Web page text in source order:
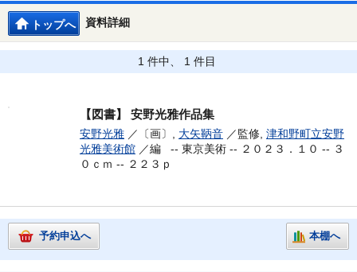
資料詳細
トップへ
1 件中、 1 件目
【図書】 安野光雅作品集
安野光雅 ／〔画〕, 大矢鞆音 ／監修, 津和野町立安野
光雅美術館 ／編 -- 東京美術 -- ２０２３．１０ -- ３
０ｃｍ -- ２２３ｐ
予約申込へ 本棚へ